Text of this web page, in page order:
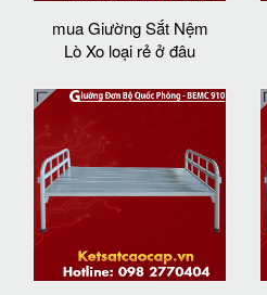
mua Giường Sắt Nệm
Lò Xo loại rẻ ở đâu